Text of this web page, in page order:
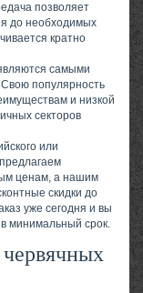
позволяет
до необходимых
кратно
самыми
популярность
и низкой
секторов
или
ценам, а нашим
скидки до
уже сегодня и вы
минимальный срок.